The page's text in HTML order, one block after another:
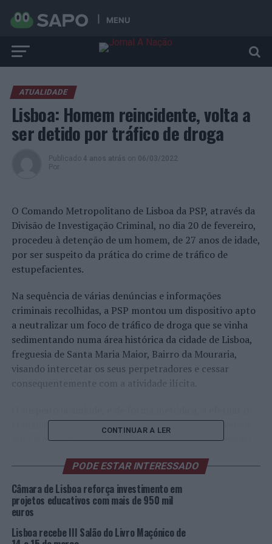
MENU
ATUALIDADE
Lisboa: Homem reincidente, volta a
ser detido por tráfico de droga
Publicado 4 anos atrás on 06/03/2022
Por
O Comando Metropolitano de Lisboa da PSP, através da
Divisão de Investigação Criminal, no dia 20 de fevereiro,
procedeu à detenção de um homem, de 27 anos de idade,
por ser suspeito da prática do crime de tráfico de
estupefacientes.
Na sequência de várias denúncias e informações
criminais recolhidas, a PSP montou um dispositivo apto
a neutralizar um foco de tráfico de droga que se vinha
sedimentando numa área histórica da cidade de Lisboa,
freguesia de Santa Maria Maior, Bairro da Mouraria,
visando intercetar os seus perpetradores e cessar
consequentemente com a atividade ilícita.
transporte de drogas “duras”, usando trajetos diversos
para o efeito, para posteriormente a referida droga ser
Mouraria.
Assim, foi montado um dispositivo que permitiu
surpreender o visado, sendo este detido, na posse de
15 doses de heroína.
CONTINUAR A LER
PODE ESTAR INTERESSADO
Câmara de Lisboa reforça investimento em
projetos educativos com mais de 950 mil
euros
Lisboa recebe III Salão do Livro Maçónico de